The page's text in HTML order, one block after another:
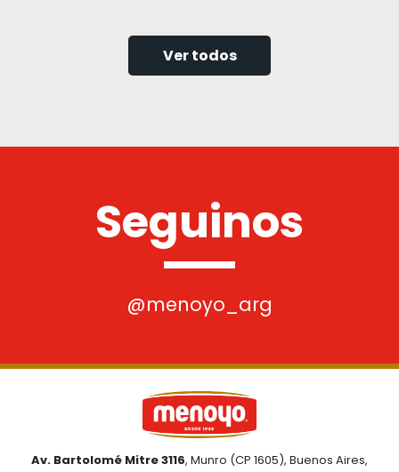
Ver todos
Seguinos
@menoyo_arg
Av. Bartolomé Mitre 3116, Munro (CP 1605), Buenos Aires,